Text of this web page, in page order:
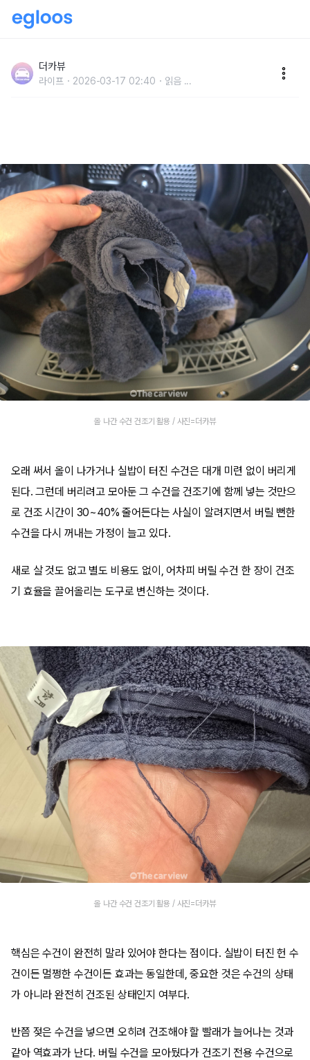
올 나가서 버릴 수건은 건조기에 넣어보세요
더카뷰
라이프 2026-03-17 02:40 읽음 ...
올 나간 수건 건조기 활용 / 사진=더카뷰
오래 써서 올이 나가거나 실밥이 터진 수건은 대개 미련 없이 버리게
된다. 그런데 버리려고 모아둔 그 수건을 건조기에 함께 넣는 것만으
로 건조 시간이 30~40% 줄어든다는 사실이 알려지면서 버릴 뻔한
수건을 다시 꺼내는 가정이 늘고 있다.
새로 살 것도 없고 별도 비용도 없이, 어차피 버릴 수건 한 장이 건조
기 효율을 끌어올리는 도구로 변신하는 것이다.
올 나간 수건 건조기 활용 / 사진=더카뷰
핵심은 수건이 완전히 말라 있어야 한다는 점이다. 실밥이 터진 헌 수
건이든 멀쩡한 수건이든 효과는 동일한데, 중요한 것은 수건의 상태
가 아니라 완전히 건조된 상태인지 여부다.
반쯤 젖은 수건을 넣으면 오히려 건조해야 할 빨래가 늘어나는 것과
같아 역효과가 난다. 버릴 수건을 모아뒀다가 건조기 전용 수건으로